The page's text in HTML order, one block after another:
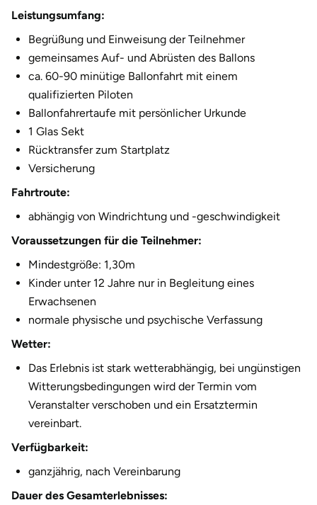
Leistungsumfang:
Begrüßung und Einweisung der Teilnehmer
gemeinsames Auf- und Abrüsten des Ballons
ca. 60-90 minütige Ballonfahrt mit einem
qualifizierten Piloten
Ballonfahrertaufe mit persönlicher Urkunde
1 Glas Sekt
Rücktransfer zum Startplatz
Versicherung
Fahrtroute:
abhängig von Windrichtung und -geschwindigkeit
Voraussetzungen für die Teilnehmer:
Mindestgröße: 1,30m
Kinder unter 12 Jahre nur in Begleitung eines
Erwachsenen
normale physische und psychische Verfassung
Wetter:
Das Erlebnis ist stark wetterabhängig, bei ungünstigen
Witterungsbedingungen wird der Termin vom
Veranstalter verschoben und ein Ersatztermin
vereinbart.
Verfügbarkeit:
ganzjährig, nach Vereinbarung
Dauer des Gesamterlebnisses:
Fürstenfeldbruck
Fürth
Geiselwind
Gelnhausen
Gera
Gersfeld
Göppingen
Görlitz
Hamburg
Hanau
Hannover
Haßfurt